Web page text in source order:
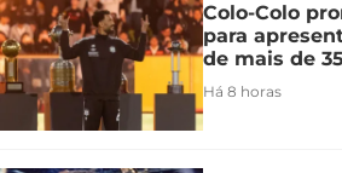
Colo-Colo
para
de mais de
Há 8 horas